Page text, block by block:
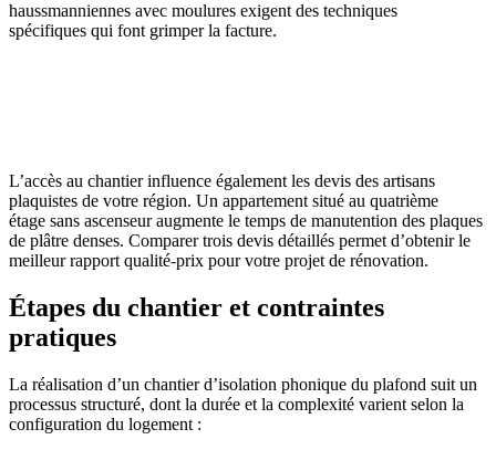
haussmanniennes avec moulures exigent des techniques
spécifiques qui font grimper la facture.
L’accès au chantier influence également les devis des artisans
plaquistes de votre région. Un appartement situé au quatrième
étage sans ascenseur augmente le temps de manutention des plaques
de plâtre denses. Comparer trois devis détaillés permet d’obtenir le
meilleur rapport qualité-prix pour votre projet de rénovation.
Étapes du chantier et contraintes
pratiques
La réalisation d’un chantier d’isolation phonique du plafond suit un
processus structuré, dont la durée et la complexité varient selon la
configuration du logement :